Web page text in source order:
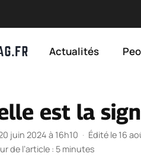
Actualités
est la
juin 2024 à 16h10 · Édité le 16
de l’article : 5 minutes